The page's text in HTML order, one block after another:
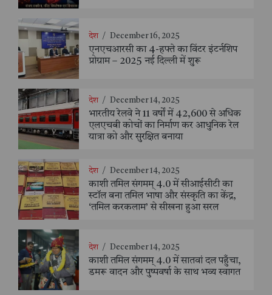
देश / December 16, 2025
एनएचआरसी का 4-हफ्ते का विंटर इंटर्नशिप
प्रोग्राम – 2025 नई दिल्ली में शुरू
देश / December 14, 2025
भारतीय रेलवे ने 11 वर्षों में 42,600 से अधिक
एलएचबी कोचों का निर्माण कर आधुनिक रेल
यात्रा को और सुरक्षित बनाया
देश / December 14, 2025
काशी तमिल संगमम् 4.0 में सीआईसीटी का
स्टॉल बना तमिल भाषा और संस्कृति का केंद्र,
‘तमिल करकलाम’ से सीखना हुआ सरल
देश / December 14, 2025
काशी तमिल संगमम् 4.0 में सातवां दल पहुँचा,
डमरू वादन और पुष्पवर्षा के साथ भव्य स्वागत